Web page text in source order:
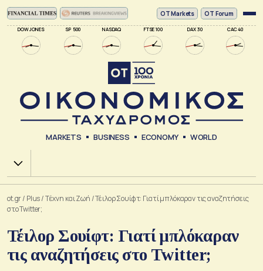
DOW JONES SP 500 NASDAQ FTSE 100 DAX 30 CAC 40
ΟΤ Markets OT Forum
MARKETS BUSINESS ECONOMY WORLD
Χ.Α.
ot.gr/ Plus/Tέχνη και Ζωή /Τέιλορ Σουίφτ: Γιατί μπλόκαραν τις αναζητήσεις
στο Twitter;
Τέιλορ Σουίφτ: Γιατί μπλόκαραν
τις αναζητήσεις στο Twitter;